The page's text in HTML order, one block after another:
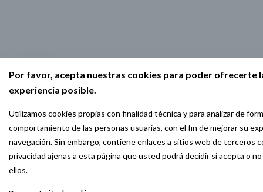
Por favor, acepta nuestras cookies para poder ofrecerte
experiencia posible.
Utilizamos cookies propias con finalidad técnica y para analizar de
comportamiento de las personas usuarias, con el fin de mejorar su
navegación. Sin embargo, contiene enlaces a sitios web de terceros
privacidad ajenas a esta página que usted podrá decidir si acepta o
ellos.